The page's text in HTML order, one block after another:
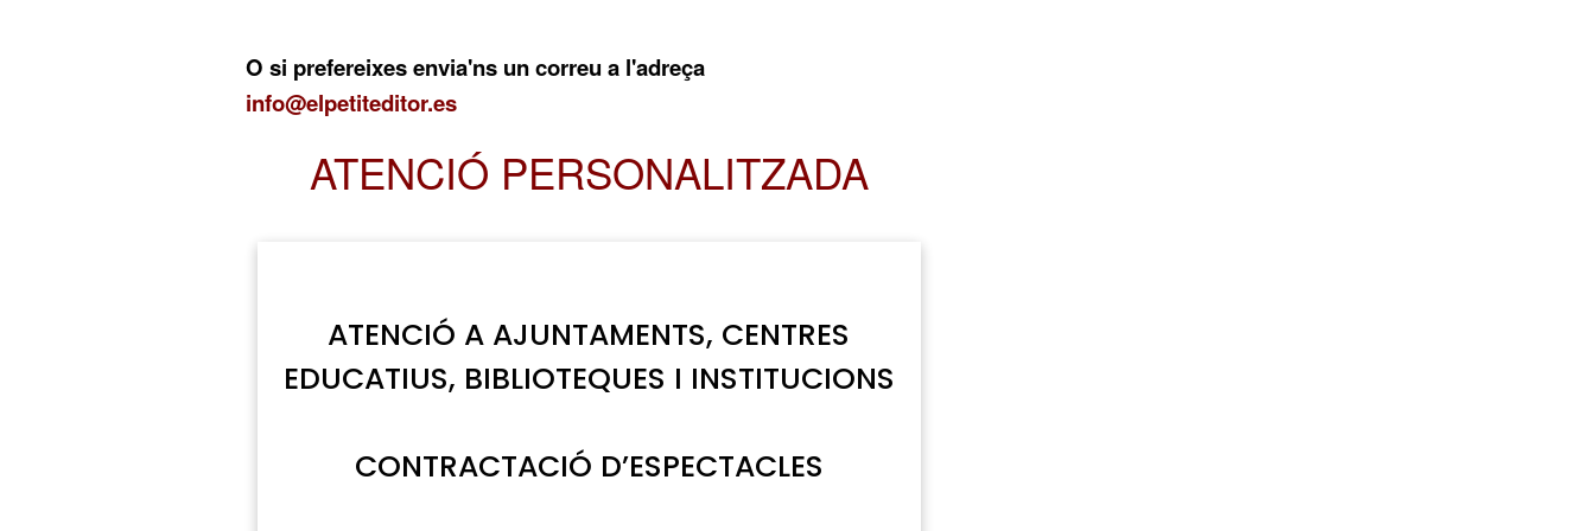
O si prefereixes envia'ns un correu a l'adreça
info@elpetiteditor.es
ATENCIÓ PERSONALITZADA
ATENCIÓ A AJUNTAMENTS, CENTRES
EDUCATIUS, BIBLIOTEQUES I INSTITUCIONS
CONTRACTACIÓ D’ESPECTACLES